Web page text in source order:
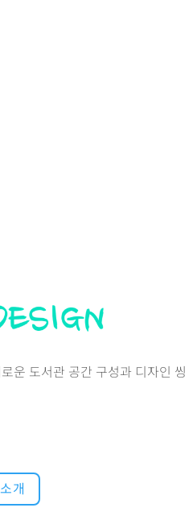
운 도서관 공간 구성과 디자인
개